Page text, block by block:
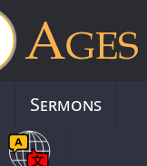
Sermons